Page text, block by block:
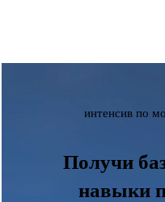
интенсив по
Получи
навыки